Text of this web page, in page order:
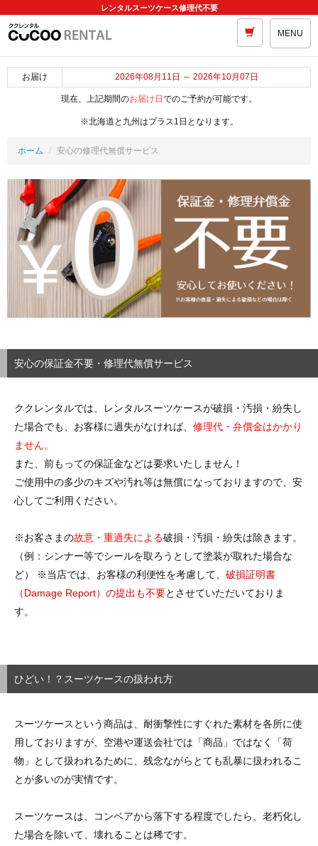
レンタルスーツケース修理代不要
MENU
お届け 2026年08月11日 ～ 2026年10月07日
現在、上記期間のお届け日 でのご予約が可能です。
※北海道と九州はプラス1日となります。
ホーム 安心の修理代無償サービス
安心の保証金不要・修理代無償サービス
ククレンタルでは、レンタルスーツケースが破損・汚損・紛失し
た場合でも、お客様に過失がなければ、 修理代・弁償金はかかり
ません。
また、前もっての保証金などは要求いたしません！
ご使用中の多少のキズや汚れ等は無償になっておりますので、安
心してご利用ください。
※お客さまの故意・重過失による破損・汚損・紛失は除きます。
（例：シンナー等でシールを取ろうとして塗装が取れた場合な
ど） ※当店では、お客様の利便性を考慮して、 破損証明書
（Damage Report）の提出も不要とさせていただいておりま
す。
ひどい！？スーツケースの扱われ方
スーツケースという商品は、耐衝撃性にすぐれた素材を各所に使
用しておりますが、空港や運送会社では「商品」ではなく「荷
物」として扱われるために、残念ながらとても乱暴に扱われるこ
とが多いのが実情です。
スーツケースは、コンベアから落下する程度でしたら、老朽化し
た場合を除いて、壊れることは稀です。